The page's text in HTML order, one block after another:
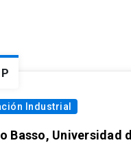
Industrial
Basso, Universidad